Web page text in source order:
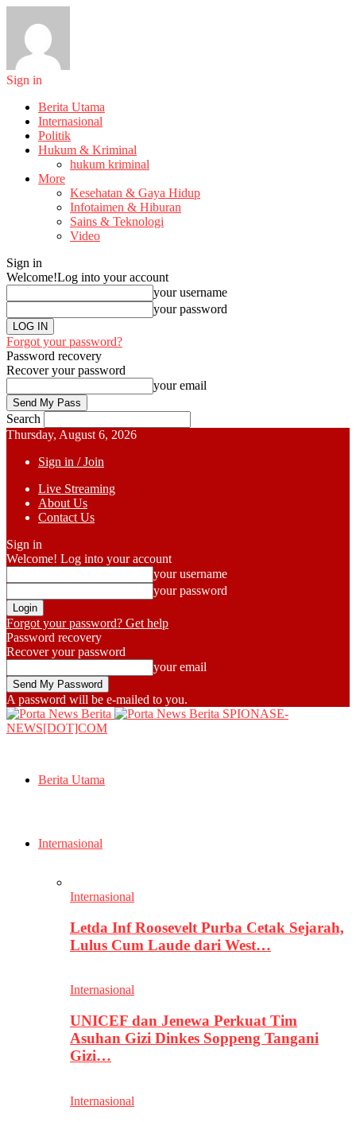
Sign in
Berita Utama
Internasional
Politik
Hukum & Kriminal
hukum kriminal
More
Kesehatan & Gaya Hidup
Infotaimen & Hiburan
Sains & Teknologi
Video
Sign in
Welcome!Log into your account
your username
your password
Forgot your password?
Password recovery
Recover your password
your email
Search
Thursday, August 6, 2026
Sign in / Join
Live Streaming
About Us
Contact Us
Sign in
Welcome! Log into your account
your username
your password
Forgot your password? Get help
Password recovery
Recover your password
your email
A password will be e-mailed to you.
SPIONASE-
NEWS[DOT]COM
Berita Utama
Internasional
Internasional
Letda Inf Roosevelt Purba Cetak Sejarah,
Lulus Cum Laude dari West…
Internasional
UNICEF dan Jenewa Perkuat Tim
Asuhan Gizi Dinkes Soppeng Tangani
Gizi…
Internasional